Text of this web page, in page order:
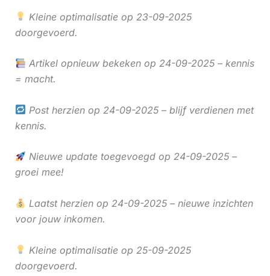
Kleine optimalisatie op 23-09-2025
doorgevoerd.
Artikel opnieuw bekeken op 24-09-2025 – kennis
= macht.
Post herzien op 24-09-2025 – blijf verdienen met
kennis.
Nieuwe update toegevoegd op 24-09-2025 –
groei mee!
Laatst herzien op 24-09-2025 – nieuwe inzichten
voor jouw inkomen.
Kleine optimalisatie op 25-09-2025
doorgevoerd.